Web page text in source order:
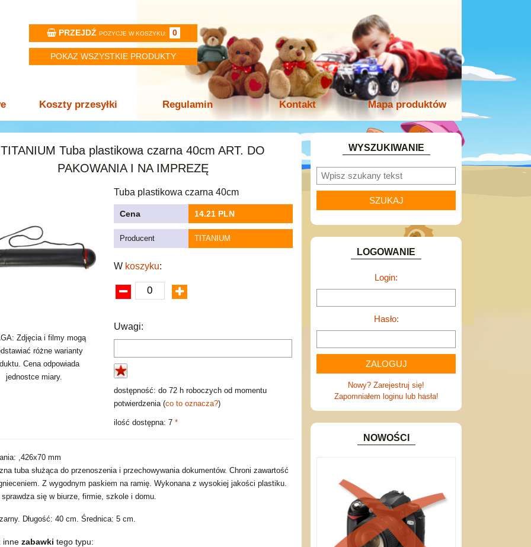
PRZEJDŹ POZYCJE W KOSZYKU: 0
POKAZ WSZYSTKIE PRODUKTY
Koszty przesyłki Regulamin Kontakt Mapa produktów
TITANIUM Tuba plastikowa czarna 40cm ART. DO
PAKOWANIA I NA IMPREZĘ
Zdjęcia i filmy mogą
różne warianty
Cena odpowiada
jednostce miary.
Tuba plastikowa czarna 40cm
Cena 14.21 PLN
Producent TITANIUM
W koszyku:
Uwagi:
dostępność: do 72 h roboczych od momentu
potwierdzenia (co to oznacza?)
ilość dostępna: 7 *
,426x70 mm
tuba służąca do przenoszenia i przechowywania dokumentów. Chroni zawartość
Z wygodnym paskiem na ramię. Wykonana z wysokiej jakości plastiku.
sprawdza się w biurze, firmie, szkole i domu.
Długość: 40 cm. Średnica: 5 cm.
inne zabawki tego typu:
WYSZUKIWANIE
LOGOWANIE
Login:
Hasło:
Nowy? Zarejestruj się!
Zapomniałem loginu lub hasła!
NOWOŚCI